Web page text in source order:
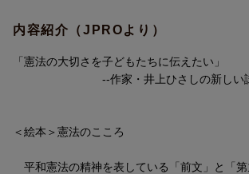
家・井上ひさしの新しい試み。
内容紹介（JPROより）
「憲法の大切さを子どもたちに伝えたい」
--作家・井上ひさしの新しい
＜絵本＞憲法のこころ
平和憲法の精神を表している「前文」と「第